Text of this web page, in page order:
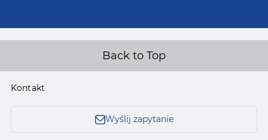
Back to Top
Kontakt
Wyślij zapytanie